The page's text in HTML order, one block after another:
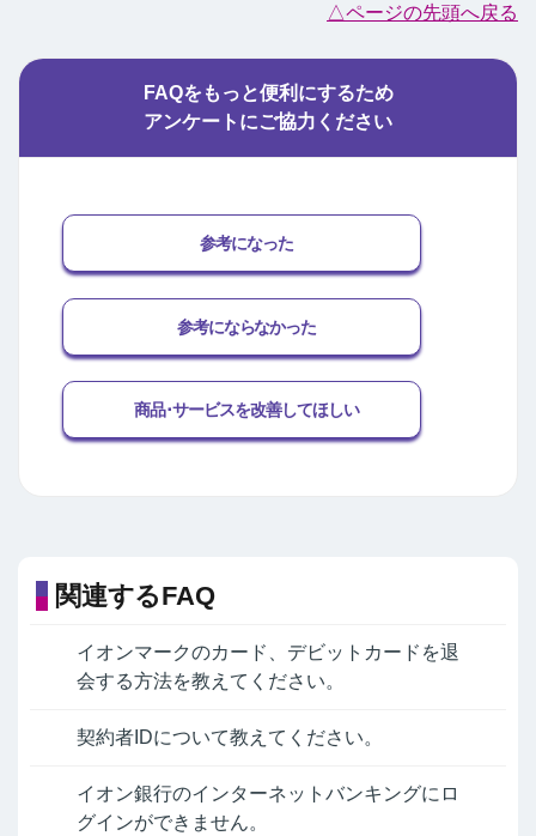
△ページの先頭へ戻る
FAQをもっと便利にするため
アンケートにご協力ください
参考になった
参考にならなかった
商品･サービスを改善してほしい
関連するFAQ
イオンマークのカード、デビットカードを退
会する方法を教えてください。
契約者IDについて教えてください。
イオン銀行のインターネットバンキングにロ
グインができません。